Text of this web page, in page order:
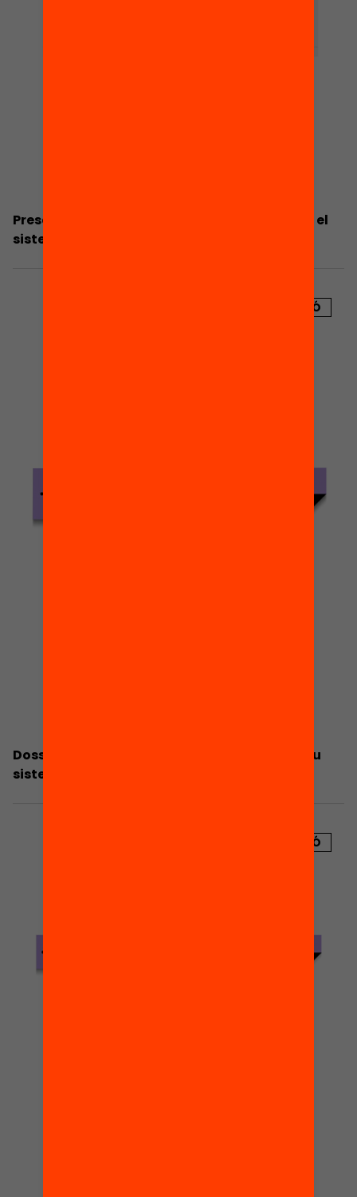
Presentació: Les beques a examen. Repensar el
sistema d’ajudes a l’estudi
PUBLICACIÓ
Dossier de premsa: Bases per repensar un nou
sistema de beques i ajuts per a Catalunya
PUBLICACIÓ